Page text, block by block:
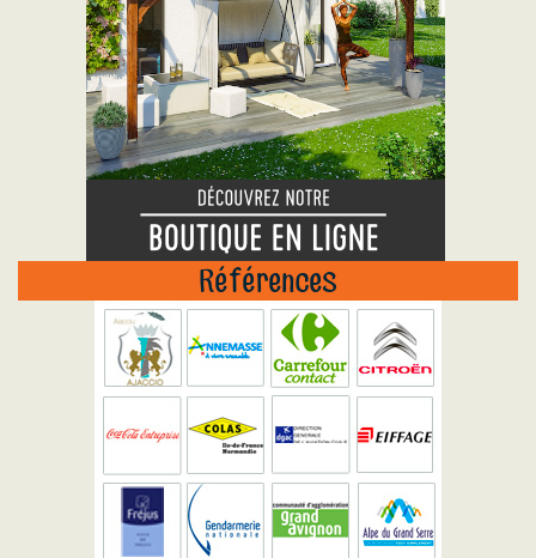
Références